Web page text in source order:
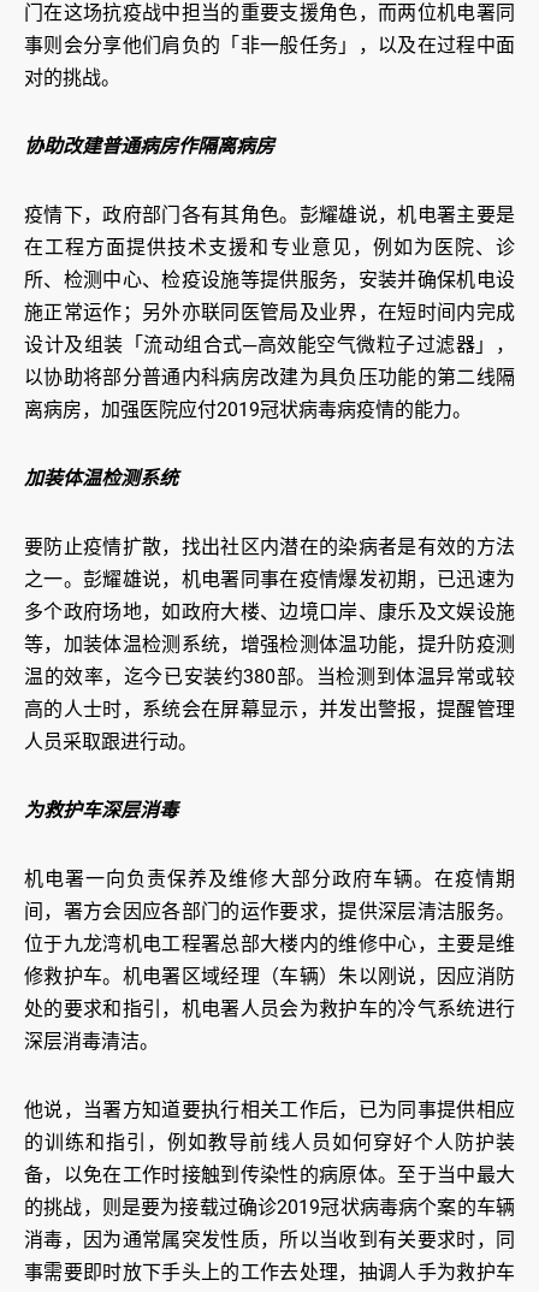
门在这场抗疫战中担当的重要支援角色，而两位机电署同
事则会分享他们肩负的「非一般任务」，以及在过程中面
对的挑战。
协助改建普通病房作隔离病房
疫情下，政府部门各有其角色。彭耀雄说，机电署主要是
在工程方面提供技术支援和专业意见，例如为医院、诊
所、检测中心、检疫设施等提供服务，安装并确保机电设
施正常运作；另外亦联同医管局及业界，在短时间内完成
设计及组装「流动组合式─高效能空气微粒子过滤器」，
以协助将部分普通内科病房改建为具负压功能的第二线隔
离病房，加强医院应付2019冠状病毒病疫情的能力。
加装体温检测系统
要防止疫情扩散，找出社区内潜在的染病者是有效的方法
之一。彭耀雄说，机电署同事在疫情爆发初期，已迅速为
多个政府场地，如政府大楼、边境口岸、康乐及文娱设施
等，加装体温检测系统，增强检测体温功能，提升防疫测
温的效率，迄今已安装约380部。当检测到体温异常或较
高的人士时，系统会在屏幕显示，并发出警报，提醒管理
人员采取跟进行动。
为救护车深层消毒
机电署一向负责保养及维修大部分政府车辆。在疫情期
间，署方会因应各部门的运作要求，提供深层清洁服务。
位于九龙湾机电工程署总部大楼内的维修中心，主要是维
修救护车。机电署区域经理（车辆）朱以刚说，因应消防
处的要求和指引，机电署人员会为救护车的冷气系统进行
深层消毒清洁。
他说，当署方知道要执行相关工作后，已为同事提供相应
的训练和指引，例如教导前线人员如何穿好个人防护装
备，以免在工作时接触到传染性的病原体。至于当中最大
的挑战，则是要为接载过确诊2019冠状病毒病个案的车辆
消毒，因为通常属突发性质，所以当收到有关要求时，同
事需要即时放下手头上的工作去处理，抽调人手为救护车